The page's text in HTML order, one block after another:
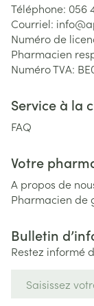
Téléphone: 056
Courriel: info@
Numéro de
Pharmacien
Numéro TVA:
Service à la
FAQ
Votre
A propos de
Pharmacien de
Bulletin
Restez informé